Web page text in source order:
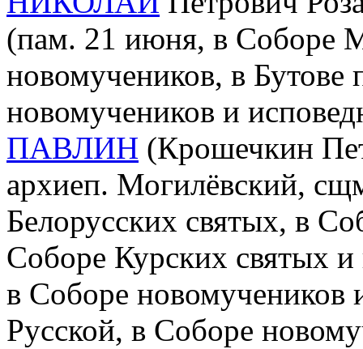
(пам. 21 июня, в Соборе
новомучеников, в
новомучеников и
ПАВЛИН (Крошечкин
архиеп. Могилёвский,
Белорусских святых, в
Соборе Курских святых
в Соборе новомучеников
Русской, в Соборе